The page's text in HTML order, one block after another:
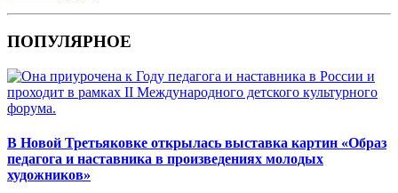
ПОПУЛЯРНОЕ
В Новой Третьяковке открылась выставка картин «Образ
педагога и наставника в произведениях молодых
художников»